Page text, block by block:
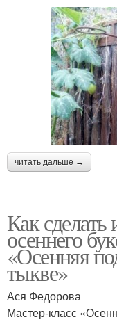
читать дальше →
Как сделать
осеннего
«Осенняя
тыкве»
Ася Федорова
Мастер-класс